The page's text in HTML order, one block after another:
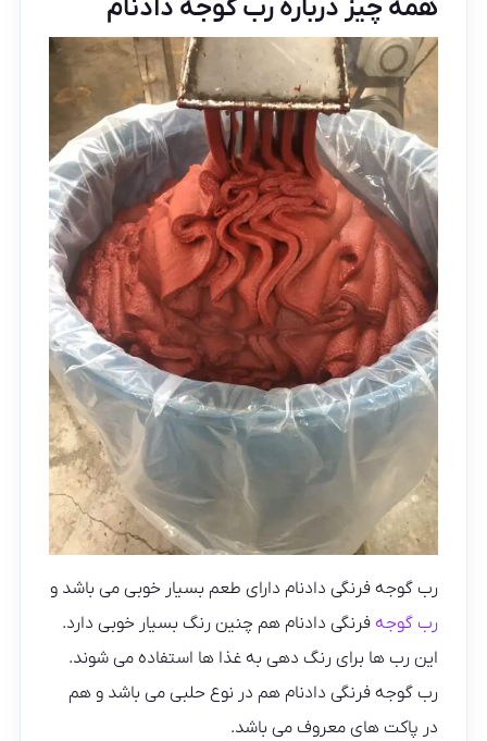
همه چیز درباره رب گوجه دادنام
رب گوجه فرنگی دادنام دارای طعم بسیار خوبی می باشد و
رب گوجه فرنگی دادنام هم چنین رنگ بسیار خوبی دارد.
این رب ها برای رنگ دهی به غذا ها استفاده می شوند.
رب گوجه فرنگی دادنام هم در نوع حلبی می باشد و هم
در پاکت های معروف می باشد.